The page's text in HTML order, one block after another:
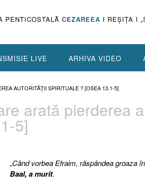
PENTICOSTALĂ CEZAREEA I REŞIŢA I
LIVE ARHIVA VIDEO
AUTORITĂŢII SPIRITUALE ? [OSEA 13.1-5]
arată pierderea
5]
„Când vorbea Efraim, răspândea groaza
Baal, a murit.